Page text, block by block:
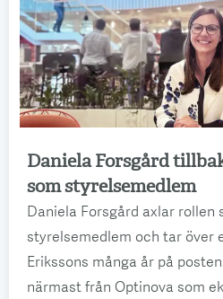
Daniela Forsgård
som styrelsemedlem
Daniela Forsgård axlar rollen
styrelsemedlem och tar över
Erikssons många år på
närmast från Optinova som
Läs mer